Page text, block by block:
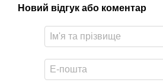
Новий відгук або коментар